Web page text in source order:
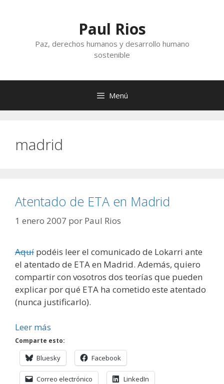
Paul Rios
Paz, derechos humanos y desarrollo humano
sostenible
Menú
madrid
Atentado de ETA en Madrid
1 enero 2007 por Paul Rios
Aquí podéis leer el comunicado de Lokarri ante
el atentado de ETA en Madrid. Además, quiero
compartir con vosotros dos teorías que pueden
explicar por qué ETA ha cometido este atentado
(nunca justificarlo).
Leer más
Comparte esto:
Bluesky Facebook
Correo electrónico LinkedIn